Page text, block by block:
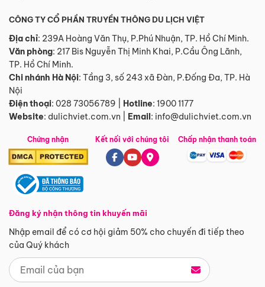
CÔNG TY CỔ PHẦN TRUYỀN THÔNG DU LỊCH VIỆT
Địa chỉ: 239A Hoàng Văn Thụ, P.Phú Nhuận, TP. Hồ Chí Minh.
Văn phòng: 217 Bis Nguyễn Thị Minh Khai, P.Cầu Ông Lãnh,
TP. Hồ Chí Minh.
Chi nhánh Hà Nội: Tầng 3, số 243 xã Đàn, P.Đống Đa, TP. Hà
Nội
Điện thoại: 028 73056789 Hotline: 1900 1177
Website: dulichviet.com.vn Email: info@dulichviet.com.vn
Chứng nhận
Đăng ký nhận thông tin khuyến mãi
Nhập email để có cơ hội giảm 50% cho chuyến đi tiếp theo
của Quý khách
Kết nối với chúng tôi Chấp nhận thanh toán